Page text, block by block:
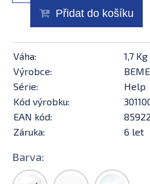
Přidat do košíku
Váha:
1,7 Kg
Výrobce:
Série:
Help
Kód výrobku:
EAN kód:
Záruka:
6 let
Barva: